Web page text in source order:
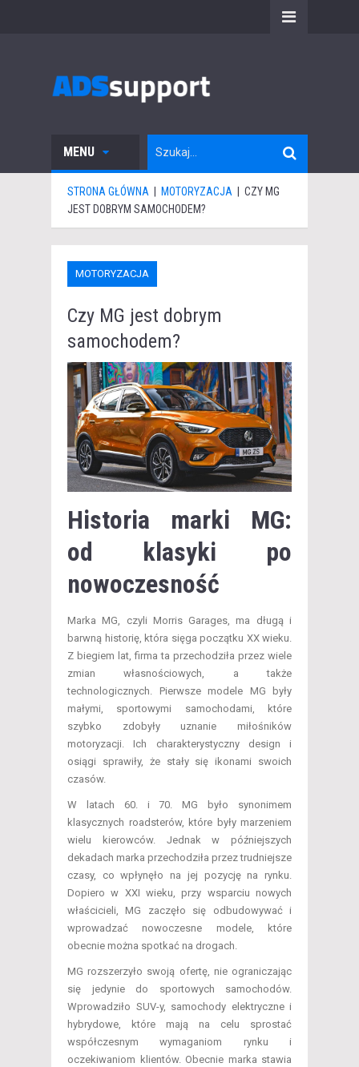
MENU
STRONA GŁÓWNA MOTORYZACJA
CZY MG
JEST DOBRYM SAMOCHODEM?
MOTORYZACJA
Czy MG jest dobrym
samochodem?
Historia marki MG:
od klasyki po
nowoczesność
Marka MG, czyli Morris Garages, ma długą i
barwną historię, która sięga początku XX wieku.
Z biegiem lat, firma ta przechodziła przez wiele
zmian własnościowych, a także
technologicznych. Pierwsze modele MG były
małymi, sportowymi samochodami, które
szybko zdobyły uznanie miłośników
motoryzacji. Ich charakterystyczny design i
osiągi sprawiły, że stały się ikonami swoich
czasów.
W latach 60. i 70. MG było synonimem
klasycznych roadsterów, które były marzeniem
wielu kierowców. Jednak w późniejszych
dekadach marka przechodziła przez trudniejsze
czasy, co wpłynęło na jej pozycję na rynku.
Dopiero w XXI wieku, przy wsparciu nowych
właścicieli, MG zaczęło się odbudowywać i
wprowadzać nowoczesne modele, które
obecnie można spotkać na drogach.
MG rozszerzyło swoją ofertę, nie ograniczając
się jedynie do sportowych samochodów.
Wprowadziło SUV-y, samochody elektryczne i
hybrydowe, które mają na celu sprostać
współczesnym wymaganiom rynku i
oczekiwaniom klientów. Obecnie marka stawia